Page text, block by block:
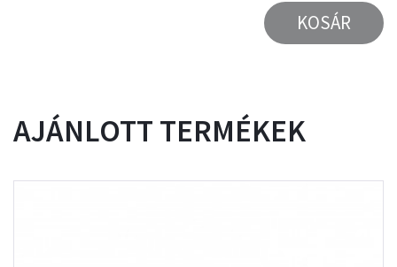
KOSÁR
AJÁNLOTT TERMÉKEK